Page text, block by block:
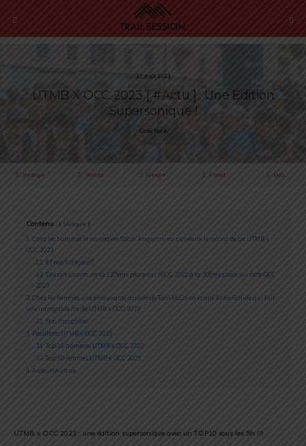
31 Août 2023
UTMB X OCC 2023 [ #Actu ] : Une Édition
Supersonique !
Cédric Masip
Partager Tweeter Épingler E-mail SMS
Contenu Masquer
1 Chez les hommes le norvégien Stian Angermund pulvérise le record de cet UTMB x
OCC 2023
1.1
Et nos français ?
1.2 Dorian Louvet : de la 127ème place sur l’OCC 2022 à la 30ème place sur cette OCC
2023
2 Chez les femmes, une émouvante arrivée de Toni McCann et une Katie Schide qui fait
une incroyable fin de UTMB x OCC 2023
2.1
Nos françaises
3 Résultats UTMB x OCC 2023
3.1 Top 10 hommes UTMB x OCC 2023
3.2 Top 10 femmes UTMB x OCC 2023
4 Auteur/Autrice
UTMB x OCC 2023 : une édition supersonique avec un TOP10 sous les 5h !!!